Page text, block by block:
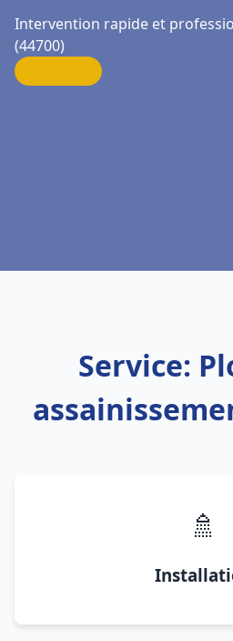
Intervention rapide et
(44700)
Service:
🚿